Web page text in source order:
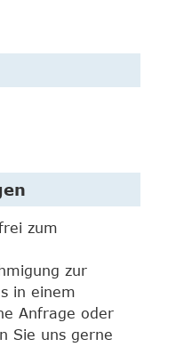
zum
zur
in einem
Anfrage oder
Sie uns gerne